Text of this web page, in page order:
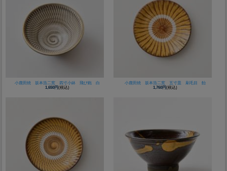
小鹿田焼 坂本浩二窯 四寸小鉢 飛び鉋 白
1,650円(税込)
小鹿田焼 坂本浩二窯 五寸皿 刷毛目 飴
1,760円(税込)